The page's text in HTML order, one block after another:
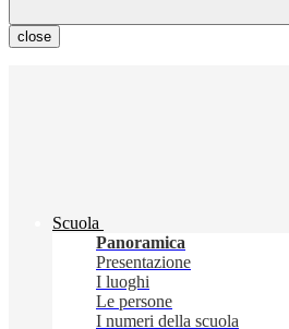
close
Scuola
Panoramica
Presentazione
I luoghi
Le persone
I numeri della scuola